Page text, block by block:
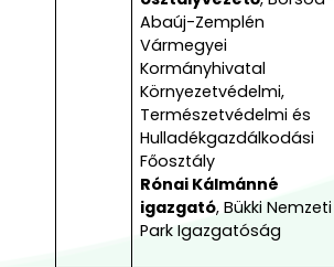
Abaúj-Zemplén
Vármegyei
Kormányhivatal
Környezetvédelmi,
Természetvédelmi és
Hulladékgazdálkodási
Főosztály
Rónai Kálmánné
igazgató, Bükki Nemzeti
Park Igazgatóság